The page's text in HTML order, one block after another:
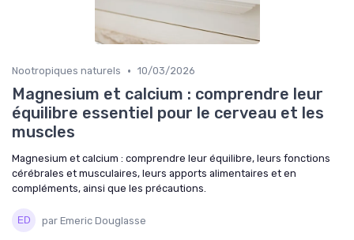
Nootropiques naturels • 10/03/2026
Magnesium et calcium : comprendre leur
équilibre essentiel pour le cerveau et les
muscles
Magnesium et calcium : comprendre leur équilibre, leurs fonctions
cérébrales et musculaires, leurs apports alimentaires et en
compléments, ainsi que les précautions.
par Emeric Douglasse